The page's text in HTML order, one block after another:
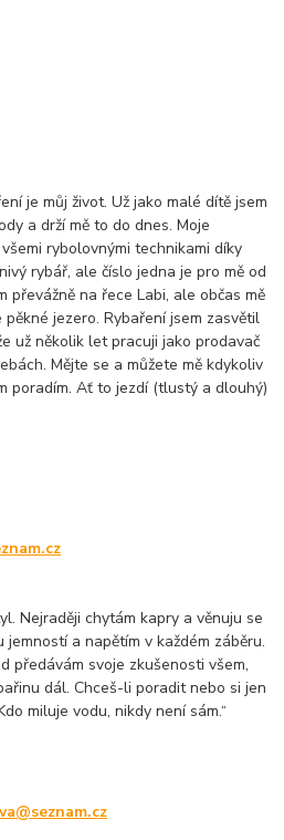
je můj život. Už jako malé dítě jsem
a drží mě to do dnes. Moje
rybolovnými technikami díky
rybář, ale číslo jedna je pro mě od
převážně na řece Labi, ale občas mě
jezero. Rybaření jsem zasvětil
už několik let pracuji jako prodavač
Mějte se a můžete mě kdykoliv
poradím. Ať to jezdí (tlustý a dlouhý)
Nejraději chytám kapry a věnuju se
a napětím v každém záběru.
předávám svoje zkušenosti všem,
dál. Chceš-li poradit nebo si jen
miluje vodu, nikdy není sám.“